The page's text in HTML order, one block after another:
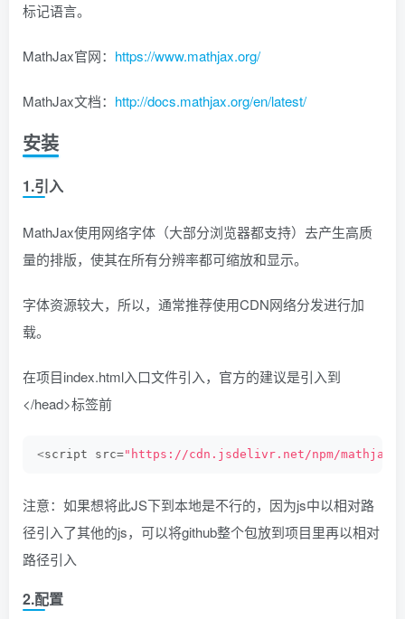
标记语言。
MathJax官网： https://www.mathjax.org/
MathJax文档： http://docs.mathjax.org/en/latest/
安装
1.引入
MathJax使用网络字体（大部分浏览器都支持）去产生高质
量的排版，使其在所有分辨率都可缩放和显示。
字体资源较大，所以，通常推荐使用CDN网络分发进行加
载。
在项目index.html入口文件引入，官方的建议是引入到
</head>标签前
<script src="https://cdn.jsdelivr.net/npm/
注意：如果想将此JS下到本地是不行的，因为js中以相对路
径引入了其他的js，可以将github整个包放到项目里再以相对
路径引入
2.配置